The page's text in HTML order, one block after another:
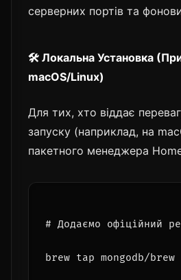
серверних портів та
🛠️ Локальна Установка
macOS/Linux)
Для тих, хто віддає
запуску (наприклад, на
пакетного менеджера
# Додаємо офіційний
brew tap mongodb/brew